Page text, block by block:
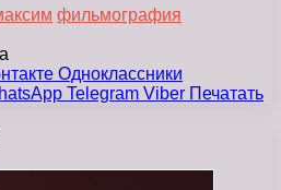
фильмография
Одноклассники
Telegram Viber Печатать